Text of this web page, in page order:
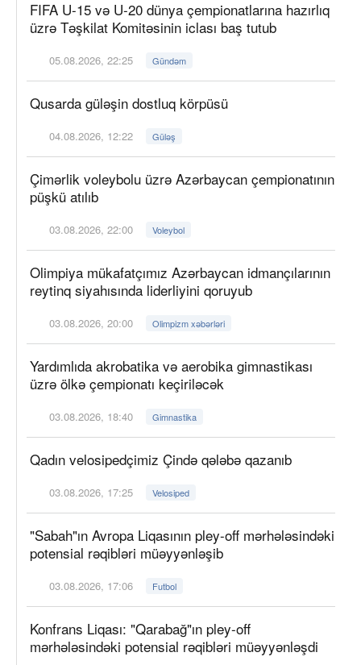
FIFA U-15 və U-20 dünya çempionatlarına hazırlıq
üzrə Təşkilat Komitəsinin iclası baş tutub
05.08.2026, 22:25 Gündəm
Qusarda güləşin dostluq körpüsü
04.08.2026, 12:22 Güləş
Çimərlik voleybolu üzrə Azərbaycan çempionatının
püşkü atılıb
03.08.2026, 22:00 Voleybol
Olimpiya mükafatçımız Azərbaycan idmançılarının
reytinq siyahısında liderliyini qoruyub
03.08.2026, 20:00 Olimpizm xəbərləri
Yardımlıda akrobatika və aerobika gimnastikası
üzrə ölkə çempionatı keçiriləcək
03.08.2026, 18:40 Gimnastika
Qadın velosipedçimiz Çində qələbə qazanıb
03.08.2026, 17:25 Velosiped
"Sabah"ın Avropa Liqasının pley-off mərhələsindəki
potensial rəqibləri müəyyənləşib
03.08.2026, 17:06 Futbol
Konfrans Liqası: "Qarabağ"ın pley-off
mərhələsindəki potensial rəqibləri müəyyənləşdi